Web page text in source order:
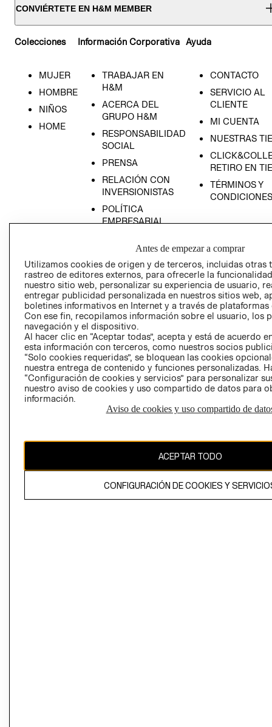
CONVIÉRTETE EN H&M MEMBER
Colecciones
MUJER
HOMBRE
NIÑOS
HOME
Información Corporativa
TRABAJAR EN
H&M
ACERCA DEL
GRUPO H&M
RESPONSABILIDAD
SOCIAL
PRENSA
RELACIÓN CON
INVERSIONISTAS
POLÍTICA
EMPRESARIAL
Ayuda
CONTACTO
SERVICIO AL
CLIENTE
MI CUENTA
NUESTRAS
RETIRO EN
TÉRMINOS Y
CONDICIONES
AVISO DE
PRIVACIDAD
GIFT CARD
El contenido de esta página web está protegido por copyright y es
Antes de empezar a comprar
Utilizamos cookies de origen y de terceros, incluidas otras
rastreo de editores externos, para ofrecerle la
nuestro sitio web, personalizar su experiencia de usuario,
entregar publicidad personalizada en nuestros sitios web,
boletines informativos en Internet y a través de plataformas
Con ese fin, recopilamos información sobre el usuario, los
navegación y el dispositivo.
Al hacer clic en “Aceptar todas”, acepta y está de acuerdo
esta información con terceros, como nuestros socios
“Solo cookies requeridas”, se bloquean las cookies
nuestra entrega de contenido y funciones personalizadas.
“Configuración de cookies y servicios” para personalizar
nuestro aviso de cookies y uso compartido de datos para
información.
Aviso de cookies y uso compartido de
ACEPTAR TODO
CONFIGURACIÓN DE COOKIES Y